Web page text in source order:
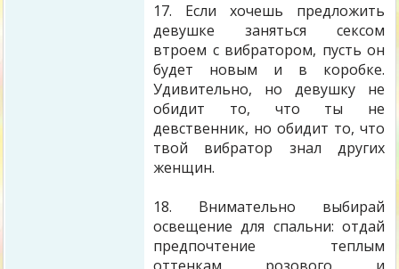
17. Если хочешь предложить
девушке заняться сексом
втроем с вибратором, пусть он
будет новым и в коробке.
Удивительно, но девушку не
обидит то, что ты не
девственник, но обидит то, что
твой вибратор знал других
женщин.
18. Внимательно выбирай
освещение для спальни: отдай
предпочтение теплым